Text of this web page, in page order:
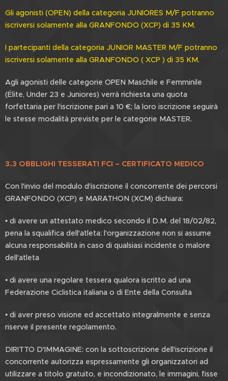
Gli agonisti (OPEN) della categoria JUNIORES M/F potranno
iscriversi solamente alla GRANFONDO (XCP) di 35 KM.
I partecipanti della categoria JUNIOR MASTER M/F potranno
iscriversi solamente alla GRANFONDO ( XCP ) di 35 KM.
Agli agonisti delle categorie OPEN Maschile e Femminile
(Élite, Under 23 e Juniores) verrà richiesta una quota
forfettaria per l'iscrizione pari a 10 €; la loro iscrizione seguirà
le stesse modalità previste per le categorie MASTER.
3.3 OBBLIGHI TESSERATI FCI – CERTIFICATO MEDICO
Con l'invio del modulo d'iscrizione il concorrente dei percorsi
GRANFONDO (XCP) e MARATHON (XCM) dichiara:
• di avere un attestato medico secondo il D.M. del 18/02/82,
pena la squalifica dell'atleta: l'organizzazione non si assume
alcuna responsabilità in caso di qualsiasi incidente o malore
dell'atleta
• di avere una regolare tessera qualora iscritto ad una
Federazione Ciclistica italiana o di Ente della Consulta
• di aver preso visione ed accettato integralmente e senza
riserve il presente regolamento.
DIRITTO D'IMMAGINE: con la sottoscrizione dell'iscrizione il
concorrente autorizza espressamente gli organizzatori ad
utilizzare a titolo gratuito, e incondizionato, le immagini, fisse